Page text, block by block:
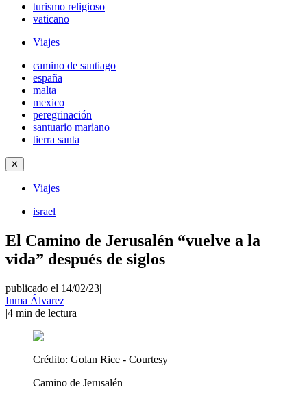
turismo religioso
vaticano
Viajes
camino de santiago
españa
malta
mexico
peregrinación
santuario mariano
tierra santa
✕
Viajes
israel
El Camino de Jerusalén “vuelve a la
vida” después de siglos
publicado el 14/02/23|
Inma Álvarez
|4 min de lectura
Crédito: Golan Rice - Courtesy
Camino de Jerusalén